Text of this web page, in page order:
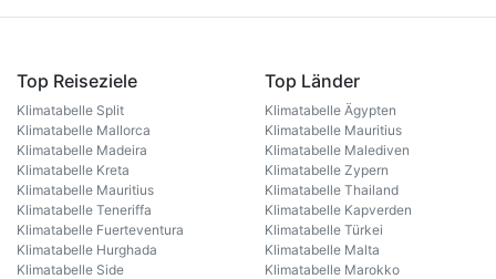
Top Reiseziele
Klimatabelle Split
Klimatabelle Mallorca
Klimatabelle Madeira
Klimatabelle Kreta
Klimatabelle Mauritius
Klimatabelle Teneriffa
Klimatabelle Fuerteventura
Klimatabelle Hurghada
Klimatabelle Side
Top Länder
Klimatabelle Ägypten
Klimatabelle Mauritius
Klimatabelle Malediven
Klimatabelle Zypern
Klimatabelle Thailand
Klimatabelle Kapverden
Klimatabelle Türkei
Klimatabelle Malta
Klimatabelle Marokko